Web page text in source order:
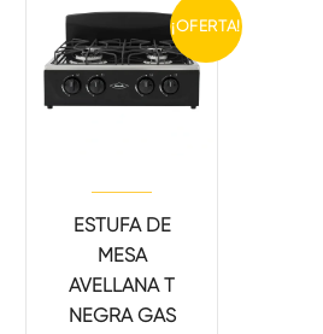
¡OFERTA!
ESTUFA DE
MESA
AVELLANA T
NEGRA GAS